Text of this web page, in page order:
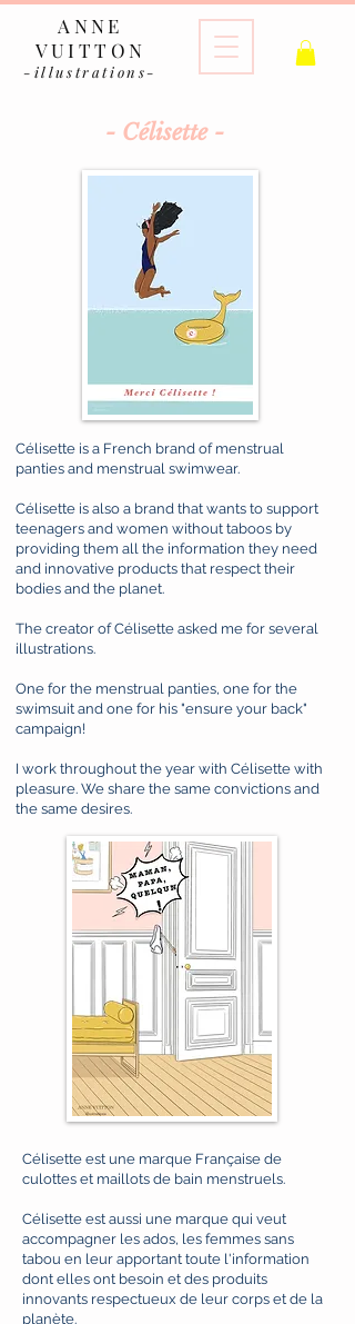
ANNE
VUITTON
-illustrations-
- Célisette -
Célisette is a French brand of menstrual
panties and menstrual swimwear.
Célisette is also a brand that wants to support
teenagers and women without taboos by
providing them all the information they need
and innovative products that respect their
bodies and the planet. ​
The creator of Célisette asked me for several
illustrations.
One for the menstrual panties, one for the
swimsuit and one for his "ensure your back"
campaign! ​
I work throughout the year with Célisette with
pleasure. We share the same convictions and
the same desires.
Célisette est une marque Française de
culottes et maillots de bain menstruels.
Célisette est aussi une marque qui veut
accompagner les ados, les femmes sans
tabou en leur apportant toute l'information
dont elles ont besoin et des produits
innovants respectueux de leur corps et de la
planète.